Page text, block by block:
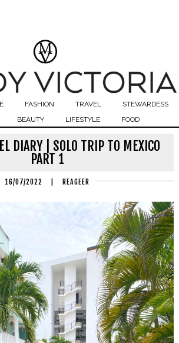
FASHION TRAVEL
STEWARDESS
BEAUTY LIFESTYLE FOOD
DIARY | SOLO TRIP TO MEXICO
PART 1
16/07/2022 REAGEER